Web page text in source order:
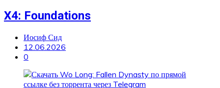
X4: Foundations
Иосиф Сид
12.06.2026
0